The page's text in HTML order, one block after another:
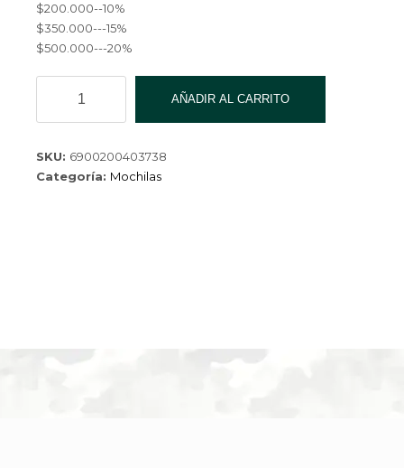
$200.000--10%
$350.000---15%
$500.000---20%
4037-
50
cantidad
AÑADIR AL CARRITO
SKU: 6900200403738
Categoría: Mochilas